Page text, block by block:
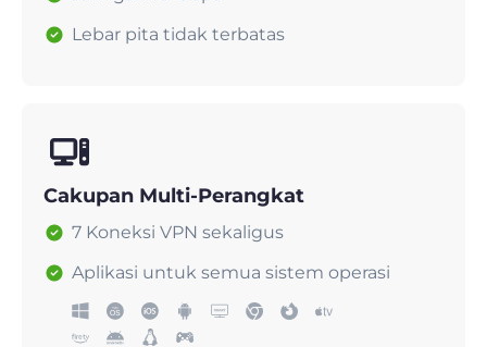
Lebar pita tidak terbatas
Cakupan Multi-Perangkat
7 Koneksi VPN sekaligus
Aplikasi untuk semua sistem operasi